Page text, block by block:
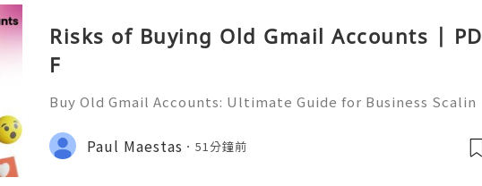
Risks of Buying Old Gmail Accounts | PD
F
Buy Old Gmail Accounts: Ultimate Guide for Business Scalin
hatsApp: +1(352)270-0568 ➤ Email: usagoodservicesit@gmai
l.co Meta Description: Looking
Paul Maestas 51分鐘前